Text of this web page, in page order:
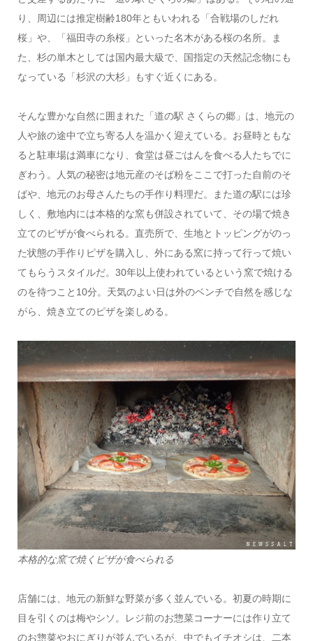
り、周辺には推定樹齢180年ともいわれる「合戦場のしだれ
桜」や、「福田寺の糸桜」といった名木がある桜の名所。ま
た、杉の単木としては国内最大級で、国指定の天然記念物にも
なっている「杉沢の大杉」もすぐ近くにある。
そんな豊かな自然に囲まれた「道の駅 さくらの郷」は、地元の
人や旅の途中で立ち寄る人を温かく迎えている。お昼時ともな
ると駐車場は満車になり、食堂は昼ごはんを食べる人たちでに
ぎわう。人気の秘密は地元産のそば粉をここで打った自前のそ
ばや、地元のお母さんたちの手作り料理だ。また道の駅には珍
しく、敷地内には本格的な窯も併設されていて、その場で焼き
立てのピザが食べられる。直売所で、生地とトッピングがのっ
た状態の手作りピザを購入し、外にある窯に持って行って焼い
てもらうスタイルだ。30年以上使われているという窯で焼ける
のを待つこと10分。天気のよい日は外のベンチで自然を感じな
がら、焼き立てのピザを楽しめる。
本格的な窯で焼くピザが食べられる
店舗には、地元の新鮮な野菜が多く並んでいる。初夏の時期に
目を引くのは梅やシソ。レジ前のお惣菜コーナーには作り立て
のお惣菜やおにぎりが並んでいるが、中でもイチオシは、二本